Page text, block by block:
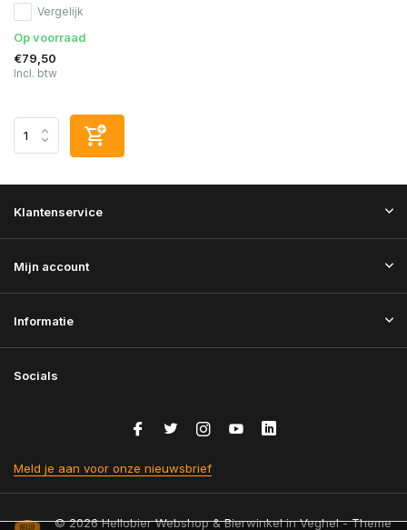
Vergelijk
Op voorraad
€79,50
Incl. btw
Klantenservice
Mijn account
Informatie
Socials
Meld je aan voor onze nieuwsbrief
© 2026 Hellobier Webshop & Bierwinkel in Veghel - Theme